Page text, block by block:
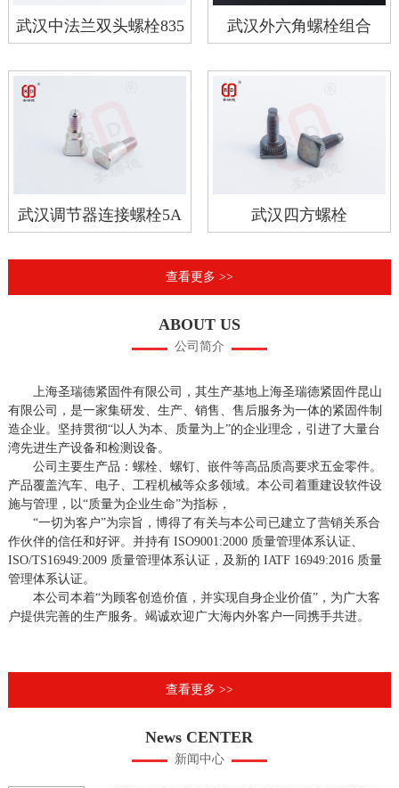
武汉中法兰双头螺栓835 武汉外六角螺栓组合
武汉调节器连接螺栓5A 武汉四方螺栓
查看更多 >>
ABOUT US
公司简介
上海圣瑞德紧固件有限公司，其生产基地上海圣瑞德紧固件昆山
有限公司，是一家集研发、生产、销售、售后服务为一体的紧固件制
造企业。坚持贯彻“以人为本、质量为上”的企业理念，引进了大量台
湾先进生产设备和检测设备。
公司主要生产品：螺栓、螺钉、嵌件等高品质高要求五金零件。
产品覆盖汽车、电子、工程机械等众多领域。本公司着重建设软件设
施与管理，以“质量为企业生命”为指标，
“一切为客户”为宗旨，博得了有关与本公司已建立了营销关系合
作伙伴的信任和好评。并持有 ISO9001:2000 质量管理体系认证、
ISO/TS16949:2009 质量管理体系认证，及新的 IATF 16949:2016 质量
管理体系认证。
本公司本着“为顾客创造价值，并实现自身企业价值”，为广大客
户提供完善的生产服务。竭诚欢迎广大海内外客户一同携手共进。
查看更多 >>
News CENTER
新闻中心